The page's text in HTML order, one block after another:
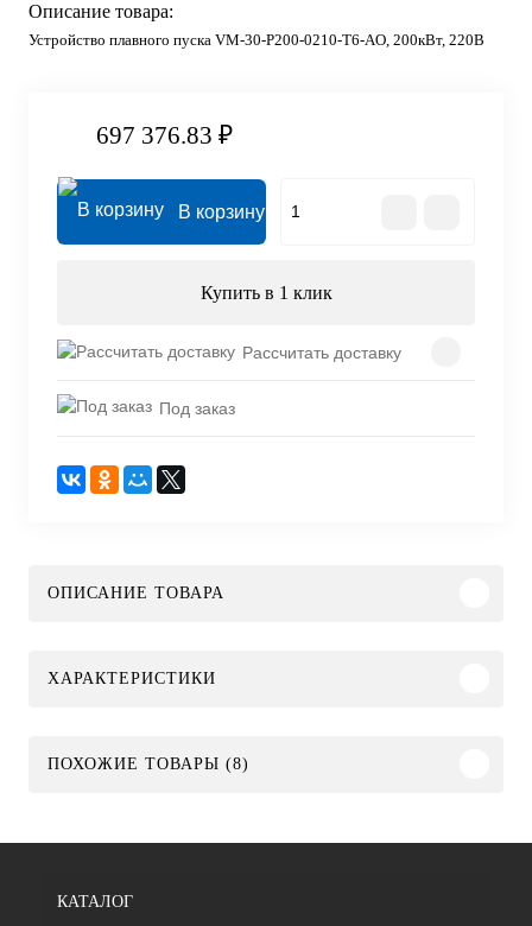
Описание товара:
Устройство плавного пуска VM-30-P200-0210-T6-AO, 200кВт, 220В
697 376.83 ₽
В корзину
Купить в 1 клик
Рассчитать доставку
Под заказ
ОПИСАНИЕ ТОВАРА
ХАРАКТЕРИСТИКИ
ПОХОЖИЕ ТОВАРЫ (8)
КАТАЛОГ